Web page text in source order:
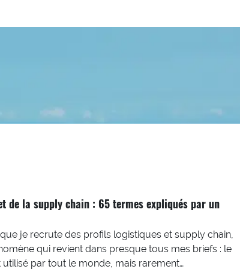
de la supply chain : 65 termes expliqués par un
je recrute des profils logistiques et supply chain,
qui revient dans presque tous mes briefs : le
par tout le monde, mais rarement…